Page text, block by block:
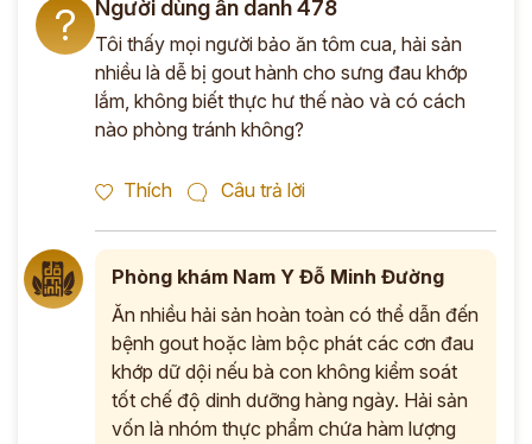
? Người dùng ẩn danh 478
Tôi thấy mọi người bảo ăn tôm cua, hải sản
nhiều là dễ bị gout hành cho sưng đau khớp
lắm, không biết thực hư thế nào và có cách
nào phòng tránh không?
Thích Câu trả lời
Phòng khám Nam Y Đỗ Minh Đường
Ăn nhiều hải sản hoàn toàn có thể dẫn đến
bệnh gout hoặc làm bộc phát các cơn đau
khớp dữ dội nếu bà con không kiểm soát
tốt chế độ dinh dưỡng hàng ngày. Hải sản
vốn là nhóm thực phẩm chứa hàm lượng
*
ĐĂNG KÝ TƯ VẤN »